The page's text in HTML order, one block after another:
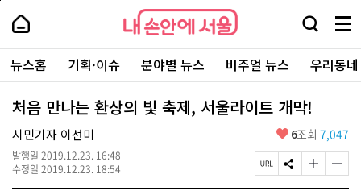
본
로
가
내
손
안
에
서
울
-
서
울
시
대
표
소
내
손
에
울
검
창
열
기
메
뉴
전
체
보
주
요
서
뉴스홈 기획·이슈 분야별 뉴스 비주얼 뉴스 우리동
처음 만나는 환상의 빛 축제, 서울라이트 개막!
시민기자 이선미
발행일 2019.12.23. 16:48
수정일 2019.12.23. 18:54
좋
요
6조회 7,047
페
이
S
N
글
자
글
자
페
상
단
로